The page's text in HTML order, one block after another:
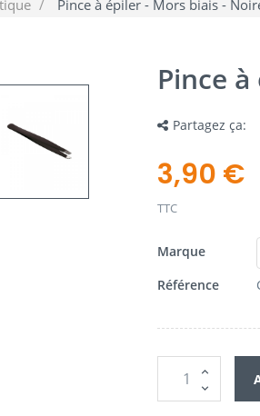
Pince à épiler - Mors biais -
Pince
Partagez ça:
3,90 €
TTC
Marque
Référence